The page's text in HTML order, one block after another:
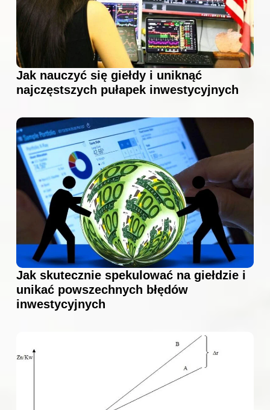
Jak nauczyć się giełdy i uniknąć
najczęstszych pułapek inwestycyjnych
Jak skutecznie spekulować na giełdzie i
unikać powszechnych błędów
inwestycyjnych